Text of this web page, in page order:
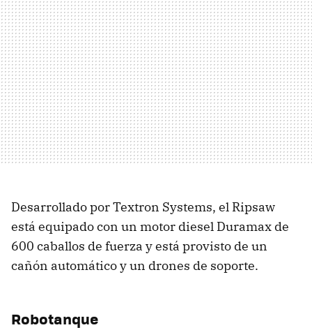
Desarrollado por Textron Systems, el Ripsaw
está equipado con un motor diesel Duramax de
600 caballos de fuerza y está provisto de un
cañón automático y un drones de soporte.
Robotanque